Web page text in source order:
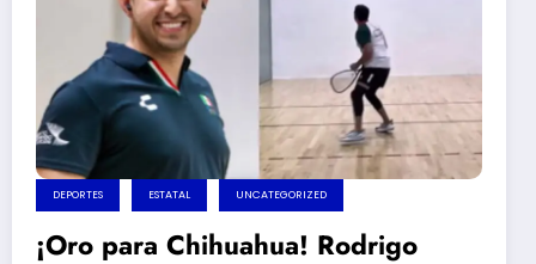
DEPORTES ESTATAL UNCATEGORIZED
¡Oro para Chihuahua! Rodrigo